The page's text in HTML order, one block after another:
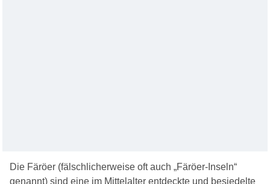
Die Färöer (fälschlicherweise oft auch „Färöer-Inseln“
genannt) sind eine im Mittelalter entdeckte und besiedelte